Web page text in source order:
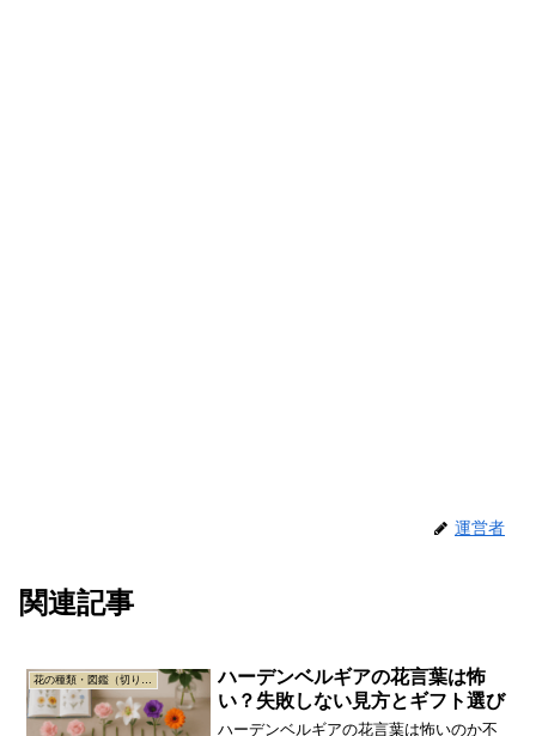
運営者
関連記事
ハーデンベルギアの花言葉は怖
い？失敗しない見方とギフト選び
ハーデンベルギアの花言葉は怖いのか不